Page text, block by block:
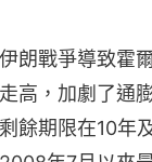
朗戰爭導致霍
高，加劇了通
餘期限在10年